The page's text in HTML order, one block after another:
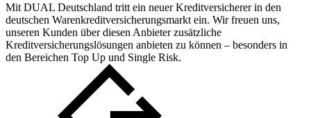
Mit DUAL Deutschland tritt ein neuer Kreditversicherer in den
deutschen Warenkreditversicherungsmarkt ein. Wir freuen uns,
unseren Kunden über diesen Anbieter zusätzliche
Kreditversicherungslösungen anbieten zu können – besonders in
den Bereichen Top Up und Single Risk.